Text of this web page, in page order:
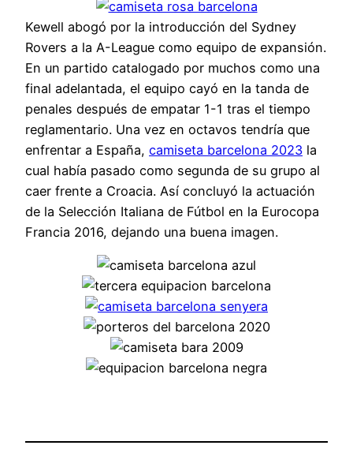
Kewell abogó por la introducción del Sydney
Rovers a la A-League como equipo de expansión.
En un partido catalogado por muchos como una
final adelantada, el equipo cayó en la tanda de
penales después de empatar 1-1 tras el tiempo
reglamentario. Una vez en octavos tendría que
enfrentar a España, camiseta barcelona 2023 la
cual había pasado como segunda de su grupo al
caer frente a Croacia. Así concluyó la actuación
de la Selección Italiana de Fútbol en la Eurocopa
Francia 2016, dejando una buena imagen.